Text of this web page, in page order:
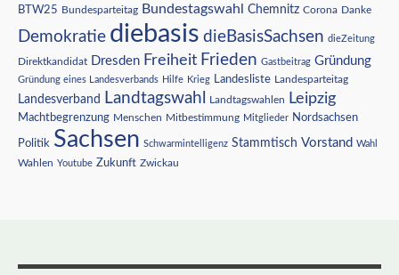
BTW25 Bundesparteitag Bundestagswahl Chemnitz Corona Danke
Demokratie diebasis dieBasisSachsen dieZeitung
Direktkandidat Dresden Freiheit Frieden Gastbeitrag Gründung
Gründung eines Landesverbands Hilfe Krieg Landesliste Landesparteitag
Landesverband Landtagswahl Landtagswahlen Leipzig
Machtbegrenzung Menschen Mitbestimmung Mitglieder Nordsachsen
Politik Sachsen Schwarmintelligenz Stammtisch Vorstand Wahl
Wahlen Youtube Zukunft Zwickau